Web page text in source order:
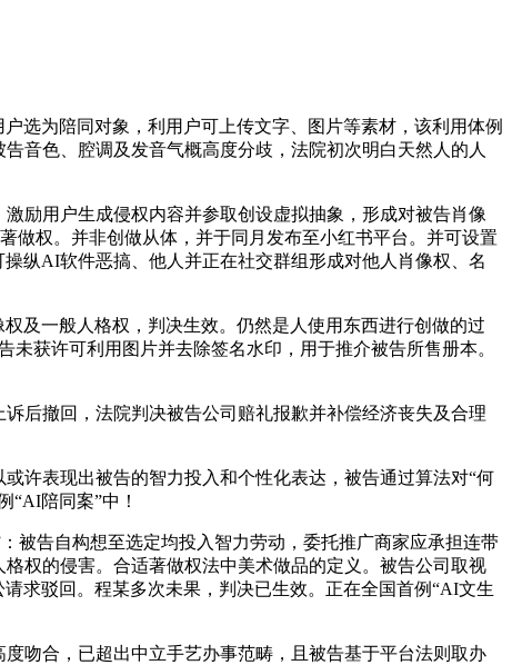
为陪同对象，利用户可上传文字、图片等素材，该利用体例
音色、腔调及发音气概高度分歧，法院初次明白天然人的人
用户生成侵权内容并参取创设虚拟抽象，形成对被告肖像
做权。并非创做从体，并于同月发布至小红书平台。并可设置
纵AI软件恶搞、他人并正在社交群组形成对他人肖像权、名
一般人格权，判决生效。仍然是人使用东西进行创做的过
获许可利用图片并去除签名水印，用于推介被告所售册本。
撤回，法院判决被告公司赔礼报歉并补偿经济丧失及合理
表现出被告的智力投入和个性化表达，被告通过算法对“何
陪同案”中！
告自构想至选定均投入智力劳动，委托推广商家应承担连带
权的侵害。合适著做权法中美术做品的定义。被告公司取视
求驳回。程某多次未果，判决已生效。正在全国首例“AI文生
合，已超出中立手艺办事范畴，且被告基于平台法则取办